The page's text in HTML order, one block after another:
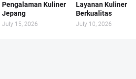
Pengalaman Kuliner
Jepang
July 15, 2026
Layanan Kuliner
Berkualitas
July 10, 2026